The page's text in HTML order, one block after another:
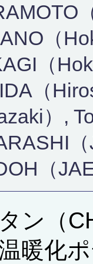
（
（
（
）,
（
ン（
暖化